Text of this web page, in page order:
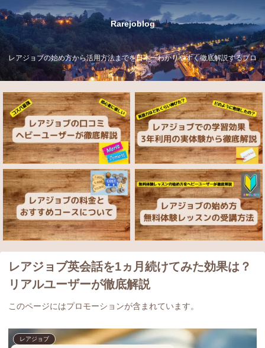
Rarejoblog
レアジョブの始め方から活用方法までを日本一わかりやすく徹底解説するブロ
グ
レアジョブ英会話を1ヵ月続けてみた効果は？
リアルユーザーが徹底解説
このページにはプロモーションが含まれています。
レアジョブ